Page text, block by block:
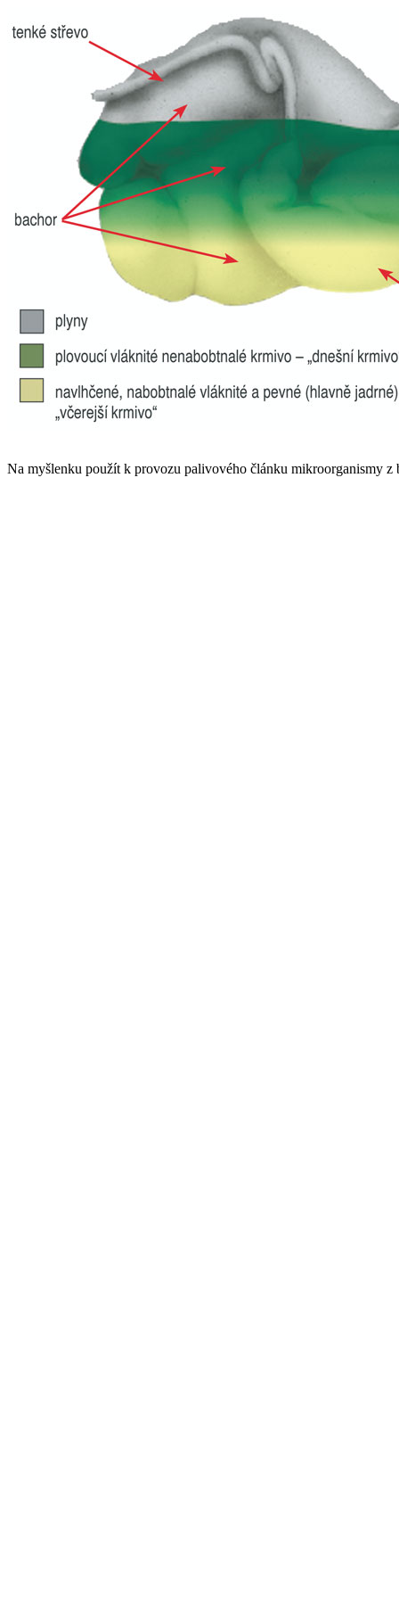
Na myšlenku použít k provozu palivového článku mikroorganismy